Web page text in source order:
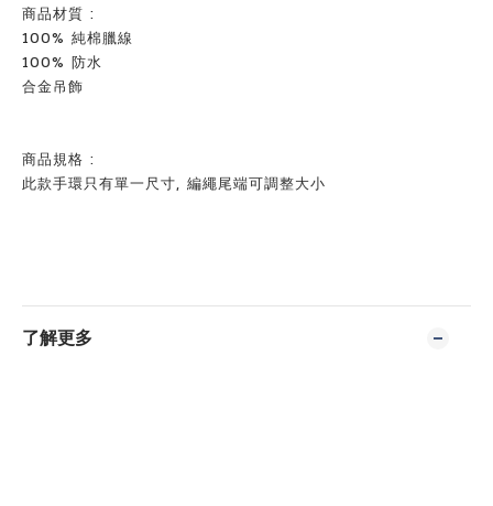
商品材質 :
100% 純棉臘線
100% 防水
合金吊飾
商品規格 :
此款手環只有單一尺寸, 編繩尾端可調整大小
了解更多